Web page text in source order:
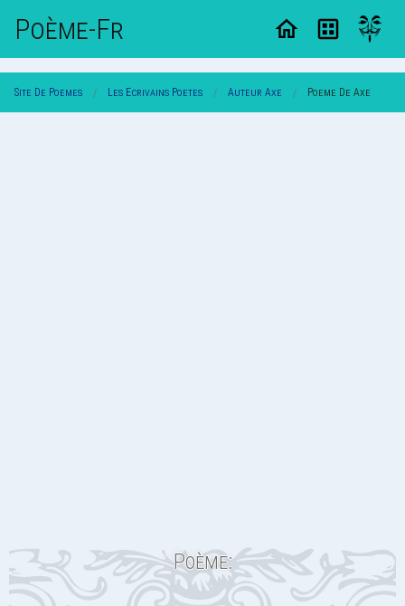
Poème-Fr
Site De Poemes Les Ecrivains Poetes Auteur Axe Poeme De Axe
Poème: